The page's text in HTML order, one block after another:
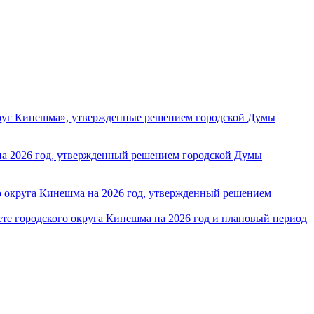
Кинешма», утвержденные решением городской Думы
2026 год, утвержденный решением городской Думы
Кинешма на 2026 год, утвержденный решением
городского округа Кинешма на 2026 год и плановый период